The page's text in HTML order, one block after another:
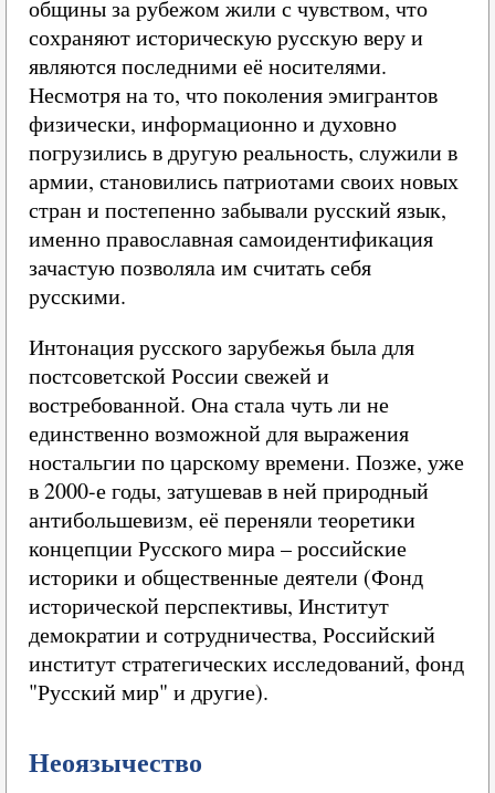
общины за рубежом жили с чувством, что
сохраняют историческую русскую веру и
являются последними её носителями.
Несмотря на то, что поколения эмигрантов
физически, информационно и духовно
погрузились в другую реальность, служили в
армии, становились патриотами своих новых
стран и постепенно забывали русский язык,
именно православная самоидентификация
зачастую позволяла им считать себя
русскими.
Интонация русского зарубежья была для
постсоветской России свежей и
востребованной. Она стала чуть ли не
единственно возможной для выражения
ностальгии по царскому времени. Позже, уже
в 2000-е годы, затушевав в ней природный
антибольшевизм, её переняли теоретики
концепции Русского мира – российские
историки и общественные деятели (Фонд
исторической перспективы, Институт
демократии и сотрудничества, Российский
институт стратегических исследований, фонд
"Русский мир" и другие).
Неоязычество